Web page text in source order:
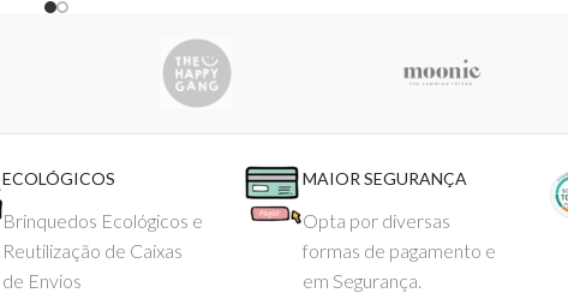
ECOLÓGICOS
Brinquedos Ecológicos e
Reutilização de Caixas
de Envios
MAIOR SEGURANÇA
Opta por diversas
formas de pagamento e
em Segurança.